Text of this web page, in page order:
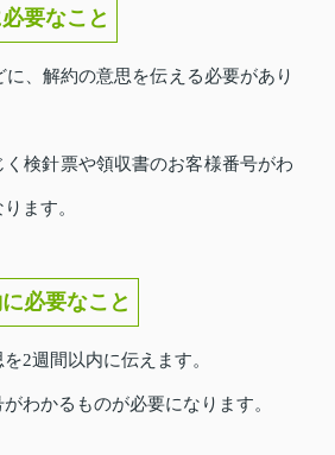
要なこと
に、解約の意思を伝える必要があり
検針票や領収書のお客様番号がわ
ます。
必要なこと
2週間以内に伝えます。
わかるものが必要になります。